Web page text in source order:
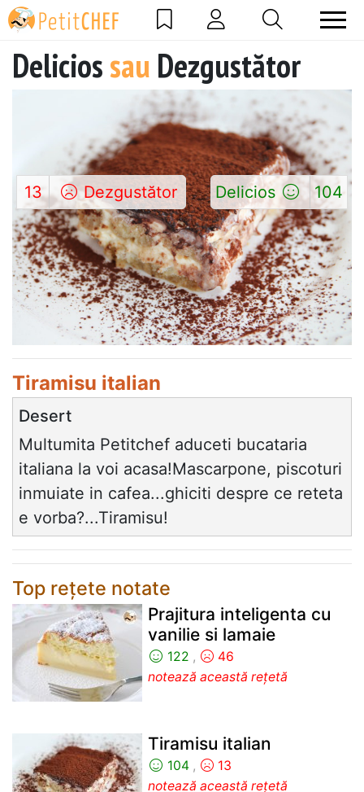
Deliciossau Dezgustător
13 Dezgustător Delicios 104
Tiramisu italian
Desert
Multumita Petitchef aduceti bucataria
italiana la voi acasa!Mascarpone, piscoturi
inmuiate in cafea...ghiciti despre ce reteta
e vorba?...Tiramisu!
Top rețete notate
Prajitura inteligenta cu
vanilie si lamaie
122 ,
46
notează această rețetă
Tiramisu italian
104,
13
notează această rețetă